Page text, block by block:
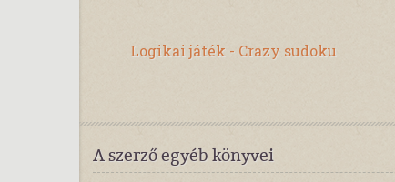
Logikai játék - Crazy sudoku
A szerző egyéb könyvei